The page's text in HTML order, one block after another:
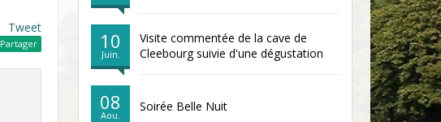
Tweet
Partager 10
Juin.
Visite commentée de la cave de
Cleebourg suivie d'une dégustation
08
Aou.
Soirée Belle Nuit